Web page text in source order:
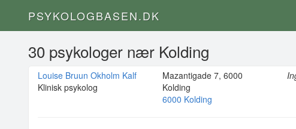
PSYKOLOGBASEN.DK
30 psykologer nær Kolding
Louise Bruun Okholm Kalf
Klinisk psykolog
Mazantigade 7, 6000
Kolding
6000 Kolding